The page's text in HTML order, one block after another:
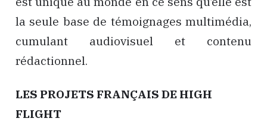
la seule base de témoignages multimédia,
cumulant audiovisuel et contenu
rédactionnel.
LES PROJETS FRANÇAIS DE HIGH
FLIGHT